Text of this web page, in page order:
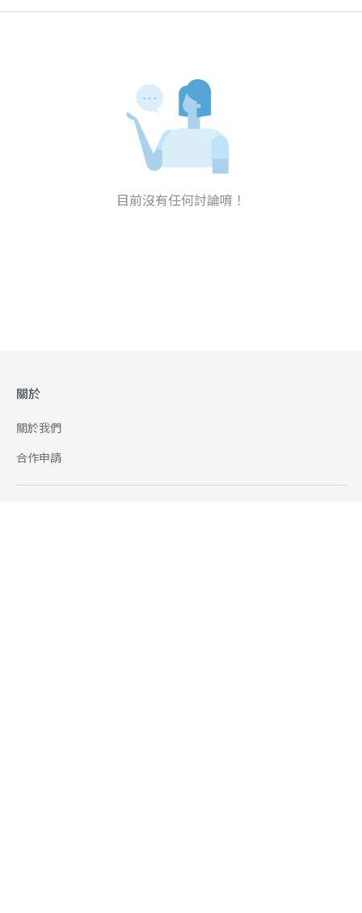
目前沒有任何討論唷！
關於
關於我們
合作申請